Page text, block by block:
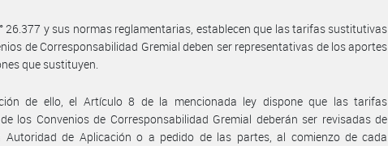
26.377 y sus normas reglamentarias, establecen que las tarifas sustitutivas
de Corresponsabilidad Gremial deben ser representativas de los aportes
que sustituyen.
de ello, el Artículo 8 de la mencionada ley dispone que las tarifas
los Convenios de Corresponsabilidad Gremial deberán ser revisadas de
de Aplicación o a pedido de las partes, al comienzo de cada